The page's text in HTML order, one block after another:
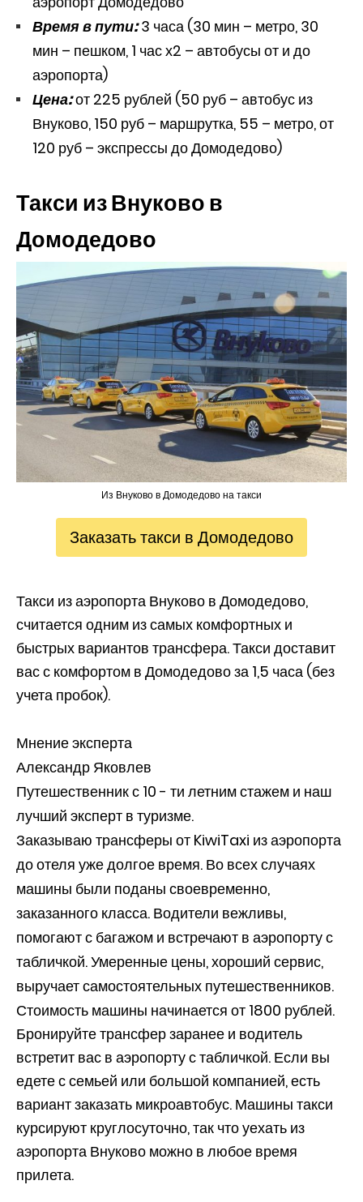
Время в пути:3 часа (30 мин – метро, 30
мин – пешком, 1 час х2 – автобусы от и до
аэропорта)
Цена:от 225 рублей (50 руб – автобус из
Внуково, 150 руб – маршрутка, 55 – метро, от
120 руб – экспрессы до Домодедово)
Такси из Внуково в
Домодедово
Из Внуково в Домодедово на такси
Заказать такси в Домодедово
Такси из аэропорта Внуково в Домодедово,
считается одним из самых комфортных и
быстрых вариантов трансфера. Такси доставит
вас с комфортом в Домодедово за 1,5 часа (без
учета пробок).
Мнение эксперта
Александр Яковлев
Путешественник с 10 - ти летним стажем и наш
лучший эксперт в туризме.
Заказываю трансферы от KiwiTaxi из аэропорта
до отеля уже долгое время. Во всех случаях
машины были поданы своевременно,
заказанного класса. Водители вежливы,
помогают с багажом и встречают в аэропорту с
табличкой. Умеренные цены, хороший сервис,
выручает самостоятельных путешественников.
Стоимость машины начинается от 1800 рублей.
Бронируйте трансфер заранее и водитель
встретит вас в аэропорту с табличкой. Если вы
едете с семьей или большой компанией, есть
вариант заказать микроавтобус. Машины такси
курсируют круглосуточно, так что уехать из
аэропорта Внуково можно в любое время
прилета.